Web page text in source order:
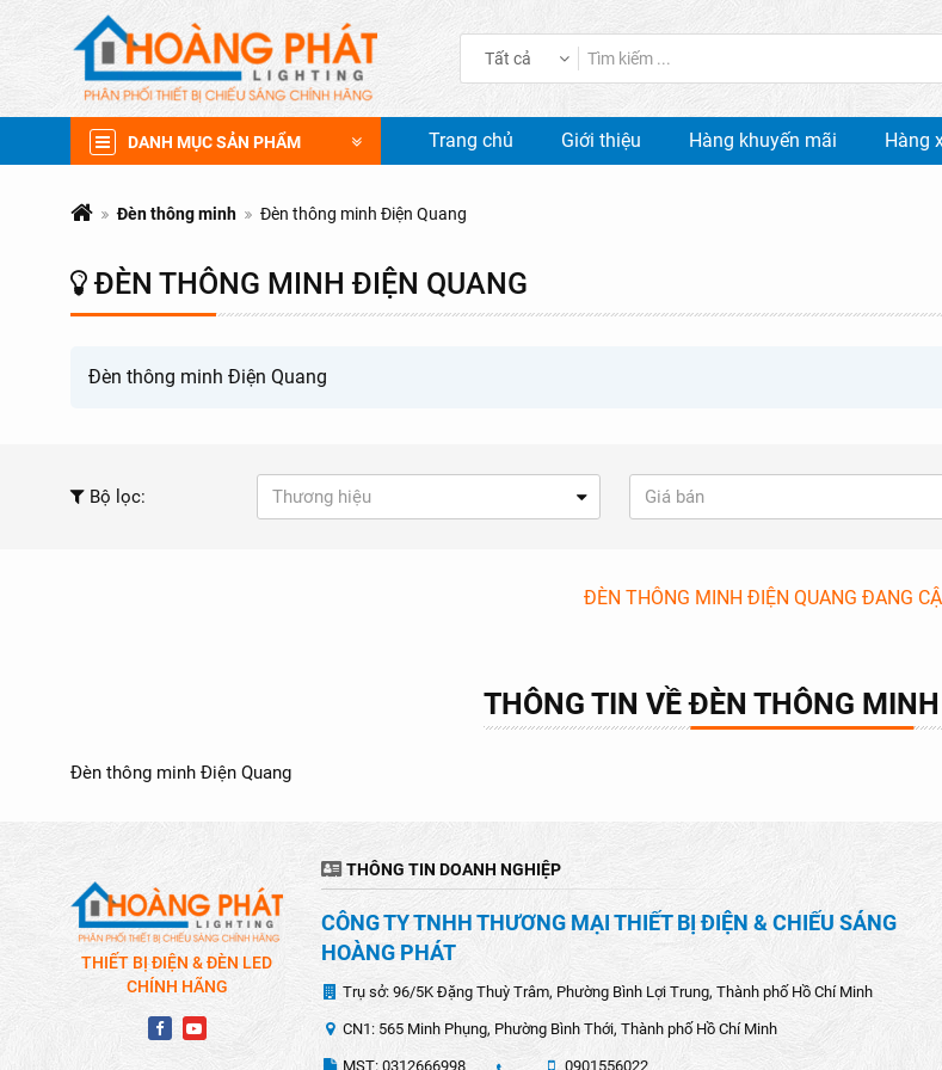
Tất cả
DANH MỤC SẢN PHẨM Trang chủ Giới thiệu Hàng khuyến mãi Hàng
Đèn thông minh Đèn thông minh Điện Quang
ĐÈN THÔNG MINH ĐIỆN QUANG
Đèn thông minh Điện Quang
Bộ lọc: Thương hiệu Giá bán
ĐÈN THÔNG MINH ĐIỆN QUANG ĐANG
THÔNG TIN VỀ ĐÈN THÔNG
Đèn thông minh Điện Quang
THIẾT BỊ ĐIỆN & ĐÈN LED
CHÍNH HÃNG
THÔNG TIN DOANH NGHIỆP
CÔNG TY TNHH THƯƠNG MẠI THIẾT BỊ ĐIỆN & CHIẾU SÁNG
HOÀNG PHÁT
Trụ sở: 96/5K Đặng Thuỳ Trâm, Phường Bình Lợi Trung, Thành phố Hồ Chí Minh
CN1: 565 Minh Phụng, Phường Bình Thới, Thành phố Hồ Chí Minh
MST: 0312666998 0901556022